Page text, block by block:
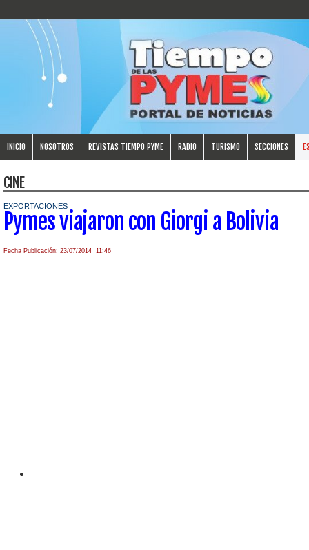
INICIO NOSOTROS REVISTAS TIEMPO PYME RADIO TURISMO SECCIONES
CINE
EXPORTACIONES
Pymes viajaron con Giorgi a Bolivia
Fecha Publicación: 23/07/2014 11:46